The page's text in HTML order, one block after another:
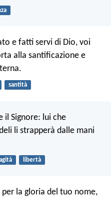
e fatti servi di Dio, voi
alla santificazione e
santità
il Signore: lui che
li strapperà dalle mani
libertà
per la gloria del tuo nome,